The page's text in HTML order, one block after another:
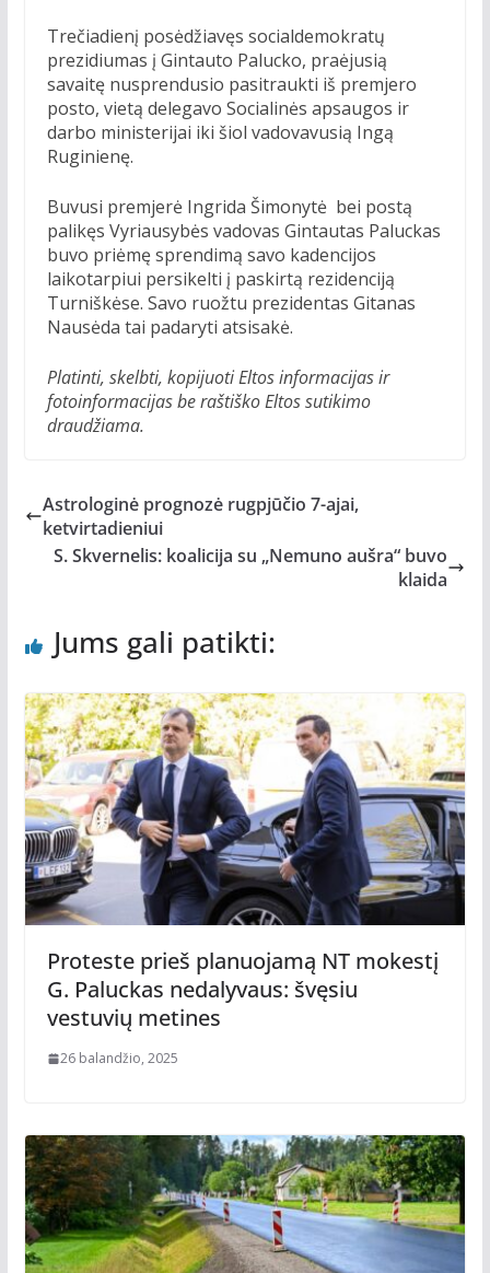
Trečiadienį posėdžiavęs socialdemokratų
prezidiumas į Gintauto Palucko, praėjusią
savaitę nusprendusio pasitraukti iš premjero
posto, vietą delegavo Socialinės apsaugos ir
darbo ministerijai iki šiol vadovavusią Ingą
Ruginienę.
Buvusi premjerė Ingrida Šimonytė bei postą
palikęs Vyriausybės vadovas Gintautas Paluckas
buvo priėmę sprendimą savo kadencijos
laikotarpiui persikelti į paskirtą rezidenciją
Turniškėse. Savo ruožtu prezidentas Gitanas
Nausėda tai padaryti atsisakė.
Platinti, skelbti, kopijuoti Eltos informacijas ir
fotoinformacijas be raštiško Eltos sutikimo
draudžiama.
Astrologinė prognozė rugpjūčio 7-ajai,
ketvirtadieniui
S. Skvernelis: koalicija su „Nemuno aušra“ buvo
klaida
Jums gali patikti:
Proteste prieš planuojamą NT mokestį
G. Paluckas nedalyvaus: švęsiu
vestuvių metines
26 balandžio, 2025